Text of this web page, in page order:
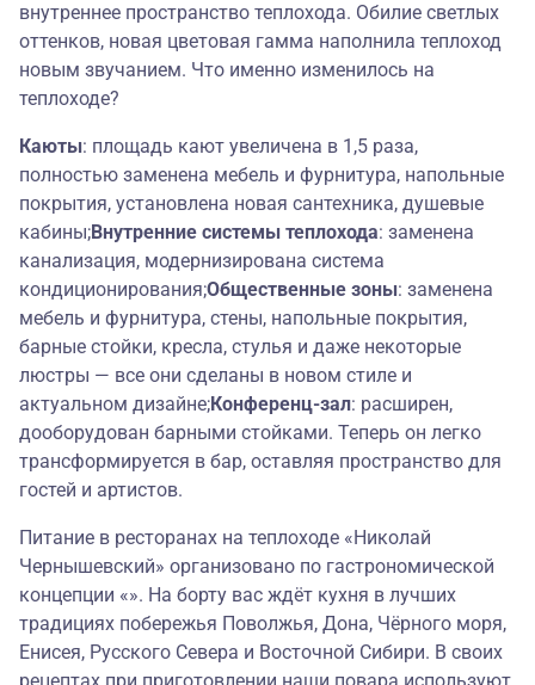
внутреннее пространство теплохода. Обилие светлых
оттенков, новая цветовая гамма наполнила теплоход
новым звучанием. Что именно изменилось на
теплоходе?
Каюты: площадь кают увеличена в 1,5 раза,
полностью заменена мебель и фурнитура, напольные
покрытия, установлена новая сантехника, душевые
кабины;Внутренние системы теплохода: заменена
канализация, модернизирована система
кондиционирования;Общественные зоны: заменена
мебель и фурнитура, стены, напольные покрытия,
барные стойки, кресла, стулья и даже некоторые
люстры — все они сделаны в новом стиле и
актуальном дизайне;Конференц-зал: расширен,
дооборудован барными стойками. Теперь он легко
трансформируется в бар, оставляя пространство для
гостей и артистов.
Питание в ресторанах на теплоходе «Николай
Чернышевский» организовано по гастрономической
концепции «». На борту вас ждёт кухня в лучших
традициях побережья Поволжья, Дона, Чёрного моря,
Енисея, Русского Севера и Восточной Сибири. В своих